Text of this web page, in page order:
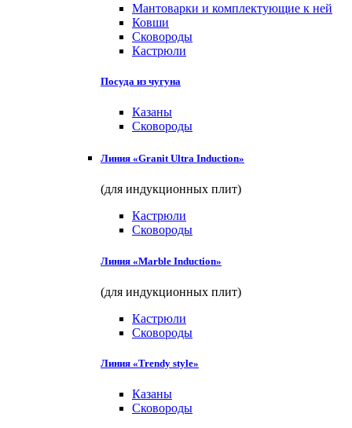
Мантоварки и комплектующие к ней
Ковши
Сковороды
Кастрюли
Посуда из чугуна
Казаны
Сковороды
Линия «Granit Ultra Induction»
(для индукционных плит)
Кастрюли
Сковороды
Линия «Marble Induction»
(для индукционных плит)
Кастрюли
Сковороды
Линия «Trendy style»
Казаны
Сковороды